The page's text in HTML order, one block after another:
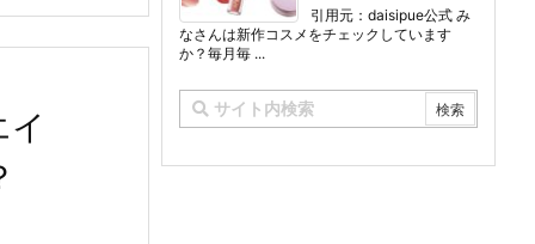
引用元：daisipue公式 み
なさんは新作コスメをチェックしています
か？毎月毎 ...